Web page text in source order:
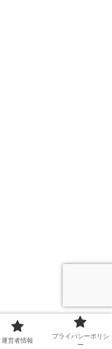
運営者情報
プライバシーポリシ
ー